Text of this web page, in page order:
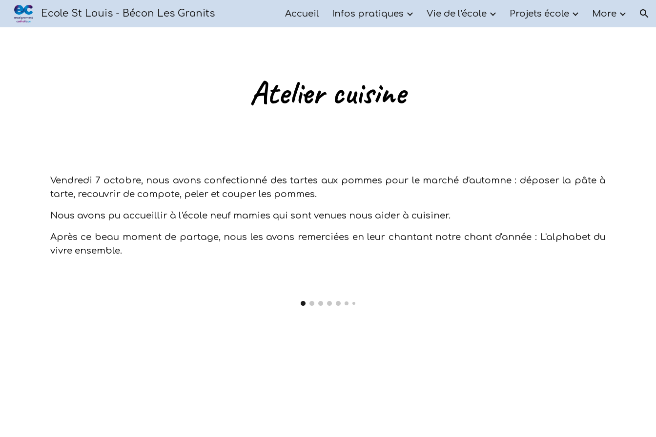
Skip to main content Skip to navigation
Ecole St Louis - Bécon Les Granits Accueil Infos pratiques Vie de l'école Projets école More
Atelier cuisine
Vendredi 7 octobre, nous avons confectionné des tartes aux pommes pour le marché d'automne : déposer la pâte à
tarte, recouvrir de compote, peler et couper les pommes.
Nous avons pu accueillir à l'école neuf mamies qui sont venues nous aider à cuisiner.
Après ce beau moment de partage, nous les avons remerciées en leur chantant notre chant d'année : L'alphabet du
vivre ensemble.